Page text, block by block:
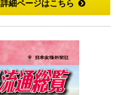
詳細ページはこちら